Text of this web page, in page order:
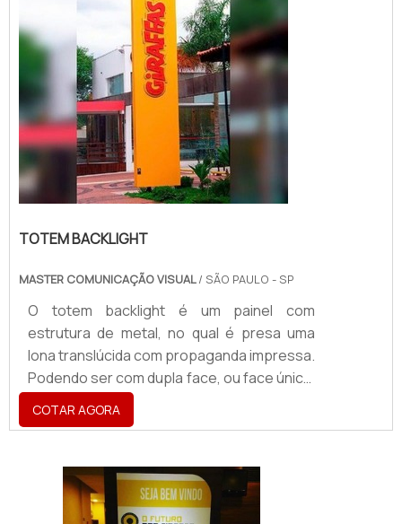
produto, o totem permite obter gra...
TOTEM BACKLIGHT
MASTER COMUNICAÇÃO VISUAL/ SÃO PAULO - SP
O totem backlight é um painel com
estrutura de metal, no qual é presa uma
lona translúcida com propaganda impressa.
Podendo ser com dupla face, ou face única,
bem como possuir, ou não, um poste para
sustentação, o totem tem iluminação
da lona, evidenciando a impressão.Além do
totem com lona impressa, também é
comum a sua confecção com lona
COTAR AGORA